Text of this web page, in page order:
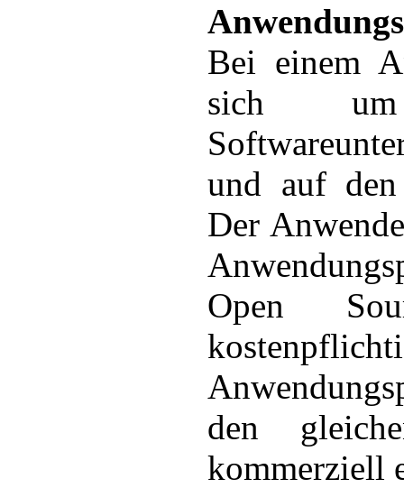
Bei einem
sich
und auf den
Der
Open
den
kommerziell